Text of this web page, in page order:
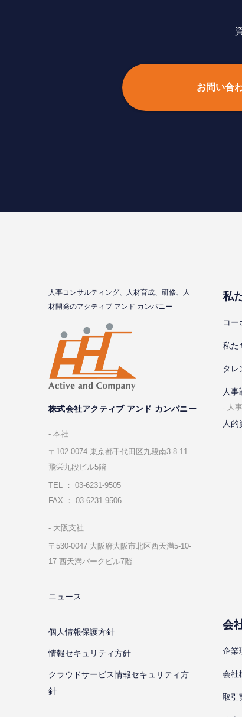
お問い合
⼈事コンサルティング、⼈材育成、研修、⼈
材開発のアクティブ アンド カンパニー
株式会社アクティブ アンド カンパニー
本社
〒102-0074 東京都千代⽥区九段南3-8-11
飛栄九段ビル5階
TEL ： 03-6231-9505
FAX ： 03-6231-9506
⼤阪⽀社
〒530-0047 ⼤阪府⼤阪市北区⻄天満5-10-
17 ⻄天満パークビル7階
ニュース
個⼈情報保護⽅針
情報セキュリティ⽅針
クラウドサービス情報セキュリティ方
針
私
コー
私た
タレ
⼈事
⼈
人的
会
企業
会社
取引